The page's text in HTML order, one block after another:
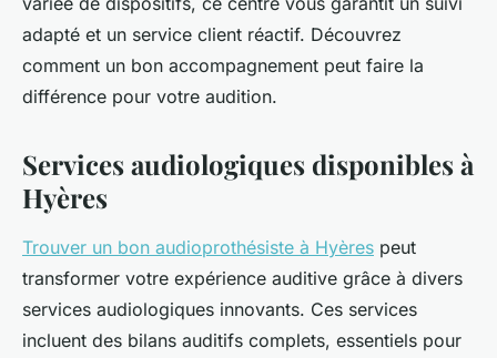
adapté et un service client réactif. Découvrez
comment un bon accompagnement peut faire la
différence pour votre audition.
Services audiologiques disponibles à
Hyères
Trouver un bon audioprothésiste à Hyères peut
transformer votre expérience auditive grâce à divers
services audiologiques innovants. Ces services
incluent des bilans auditifs complets, essentiels pour